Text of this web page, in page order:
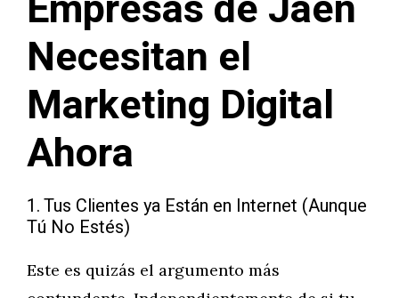
Necesitan el
Marketing Digital
Ahora
1. Tus Clientes ya Están en Internet (Aunque
Tú No Estés)
Este es quizás el argumento más